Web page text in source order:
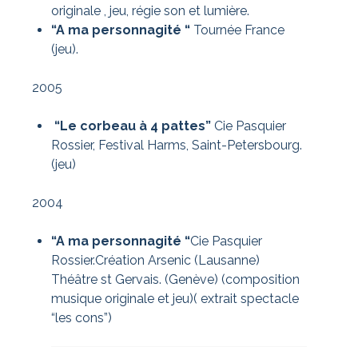
originale , jeu, régie son et lumière.
“A ma personnagité “Tournée France
(jeu).
2005
“Le corbeau à 4 pattes”Cie Pasquier
Rossier, Festival Harms, Saint-Petersbourg.
(jeu)
2004
“A ma personnagité “Cie Pasquier
Rossier.Création Arsenic (Lausanne)
Théâtre st Gervais. (Genève) (composition
musique originale et jeu)( extrait spectacle
“les cons”)